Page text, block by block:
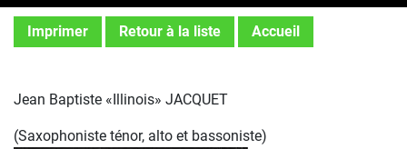
Imprimer Retour à la liste Accueil
Jean Baptiste «Illinois» JACQUET
(Saxophoniste ténor, alto et bassoniste)